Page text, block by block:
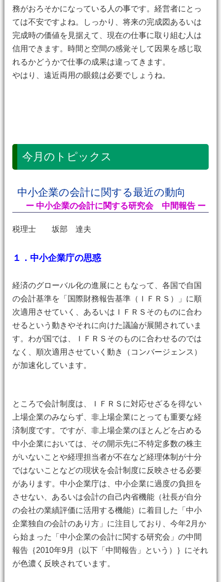
務がおろそかになっている人の事です。経営者にとっ
ては不安ですよね。しっかり、将来の完成図あるいは
完成時の価値を見据えて、現在の仕事に取り組む人は
信用できます。時間と空間の感覚そして因果を感じ取
れるかどうかで仕事の成果は違ってきます。
やはり、遠近両用の眼鏡は必要でしょうね。
今月のトピックス
中小企業の会計に関する最近の動向
ー 中小企業の会計に関する研究会 中間報告 ー
税理士 坂部 達夫
１．中小企業庁の思惑
経済のグローバル化の進展にともなって、各国で自国
の会計基準を「国際財務報告基準（ＩＦＲＳ）」に順
次適用させていく、あるいはＩＦＲＳそのものに合わ
せるという動きやそれに向けた議論が展開されていま
す。わが国では、ＩＦＲＳそのものに合わせるのでは
なく、順次適用させていく動き（コンバージェンス）
が加速化しています。
ところで会計制度は、ＩＦＲＳに対応せざるを得ない
上場企業のみならず、非上場企業にとっても重要な経
済制度です。ですが、非上場企業のほとんどを占める
中小企業においては、その開示先に不特定多数の株主
がいないことや経理担当者が不在など経理体制が十分
ではないことなどの現状を会計制度に反映させる必要
があります。中小企業庁は、中小企業に過度の負担を
させない、あるいは会計の自己内省機能（社長が自分
の会社の業績評価に活用する機能）に着目した「中小
企業独自の会計のあり方」に注目しており、今年2月か
ら始まった「中小企業の会計に関する研究会」の中間
報告｛2010年9月（以下「中間報告」という）｝にそれ
が色濃く反映されています。